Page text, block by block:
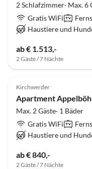
2 Schlafzimmer· Max. 6
Gratis WiFi
Haustiere und
ab € 1.513,-
2 Gäste / 7 Nächte
Kirchwerder
Apartment
Max. 2 Gäste· 1 Bäder
Gratis WiFi
Haustiere und
ab € 840,-
2 Gäste / 7 Nächte